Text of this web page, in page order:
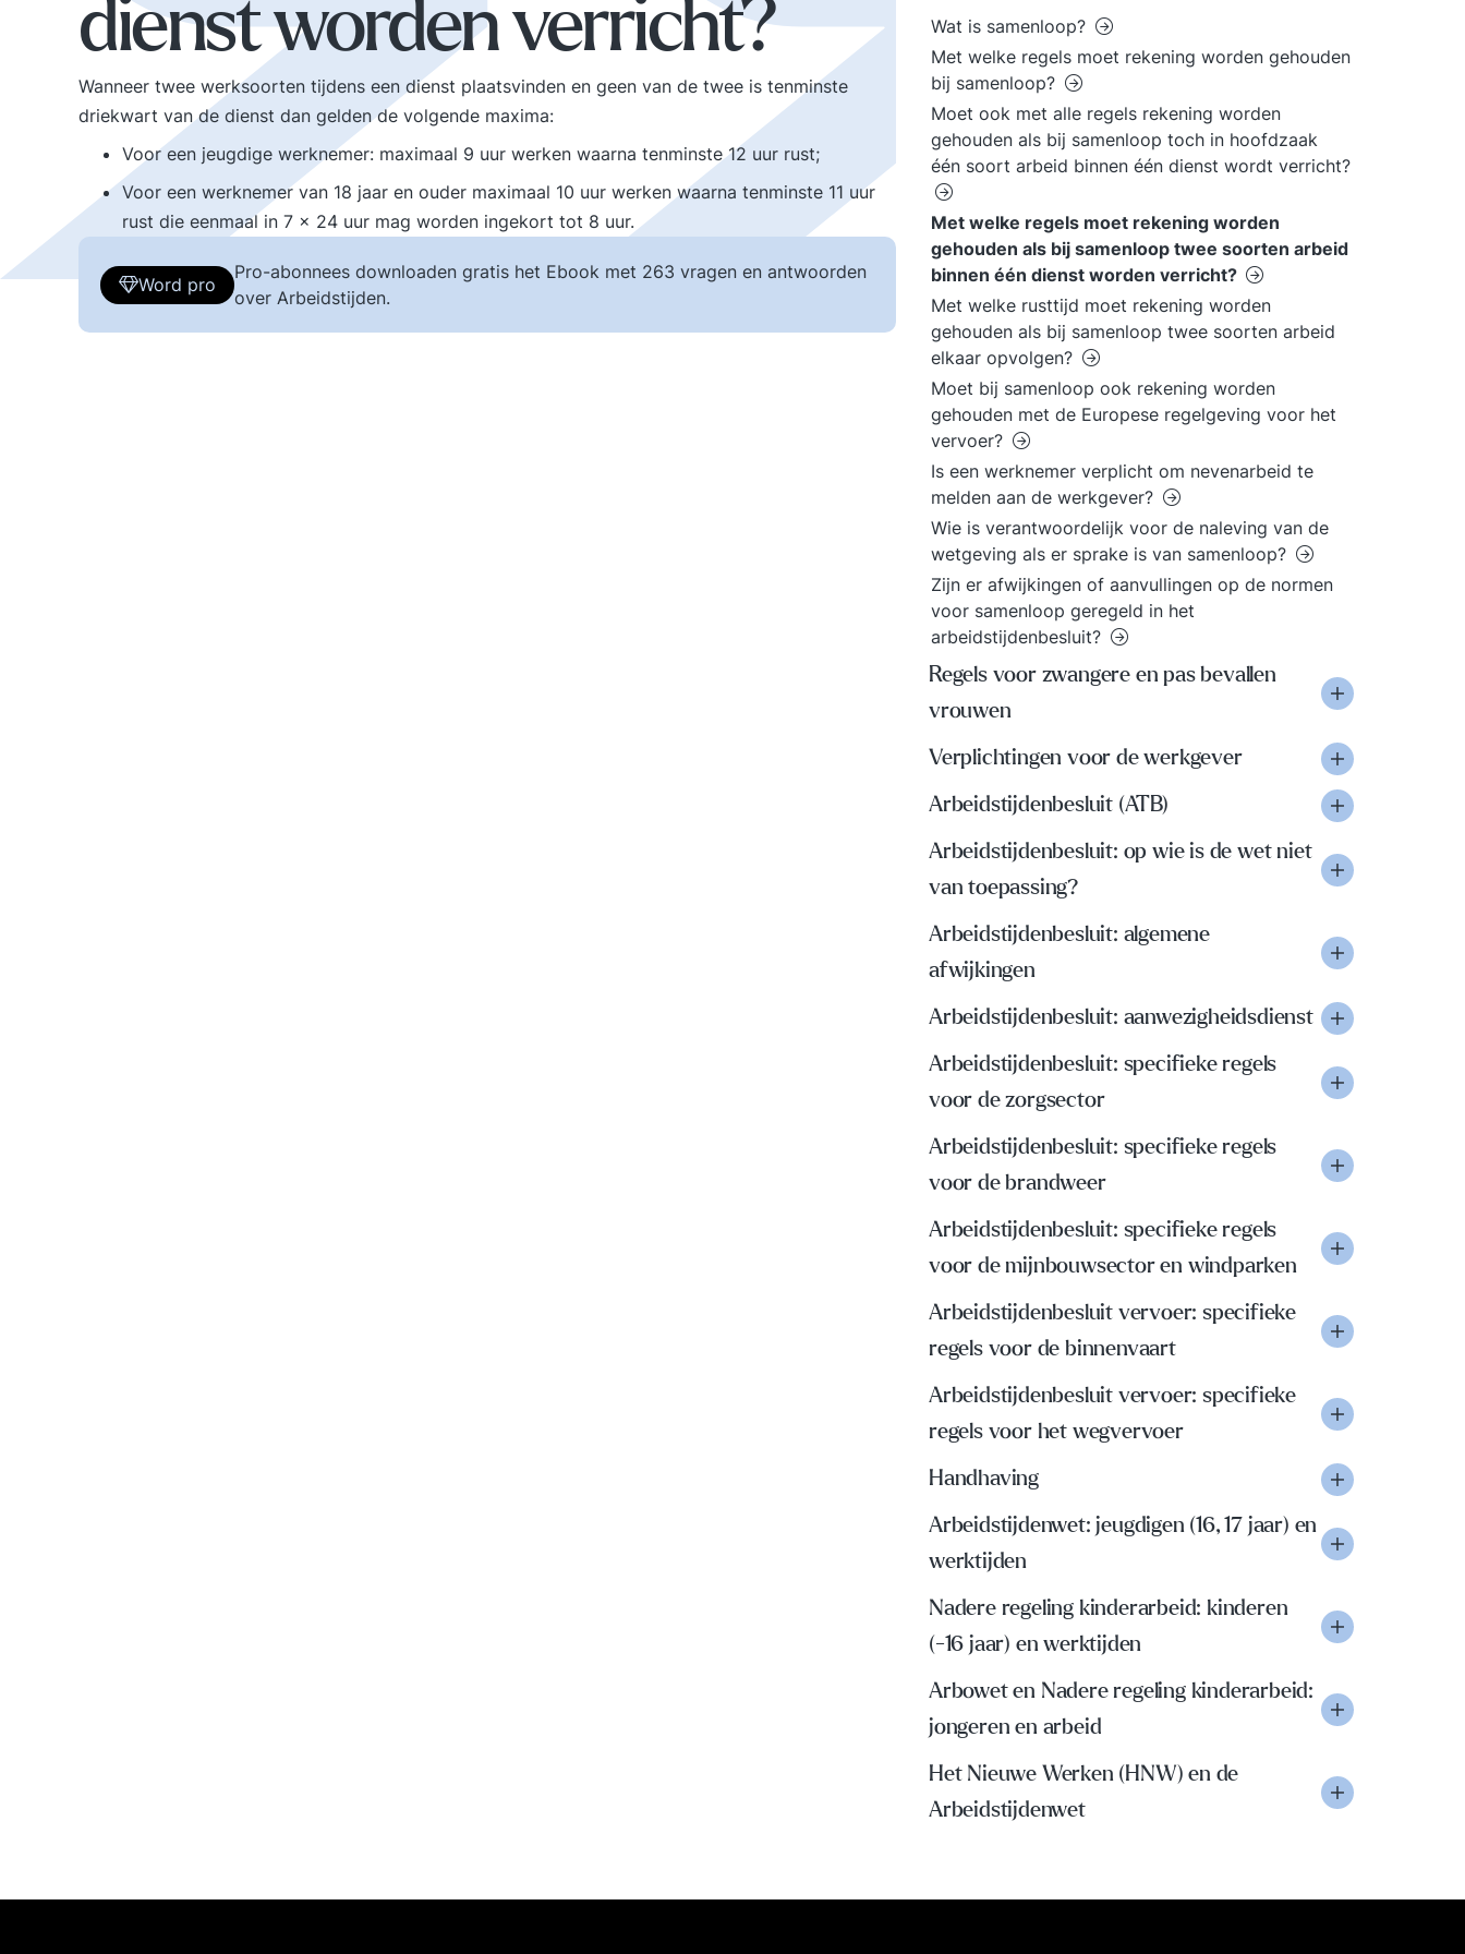
dienst worden verricht?
Wanneer twee werksoorten tijdens een dienst plaatsvinden en geen van de twee is tenminste
driekwart van de dienst dan gelden de volgende maxima:
Voor een jeugdige werknemer: maximaal 9 uur werken waarna tenminste 12 uur rust;
Voor een werknemer van 18 jaar en ouder maximaal 10 uur werken waarna tenminste 11 uur
rust die eenmaal in 7 x 24 uur mag worden ingekort tot 8 uur.
Word pro
Pro-abonnees downloaden gratis het Ebook met 263 vragen en antwoorden
over Arbeidstijden.
Wat is samenloop?
Met welke regels moet rekening worden gehouden
bij samenloop?
Moet ook met alle regels rekening worden
gehouden als bij samenloop toch in hoofdzaak
één soort arbeid binnen één dienst wordt verricht?
Met welke regels moet rekening worden
gehouden als bij samenloop twee soorten arbeid
binnen één dienst worden verricht?
Met welke rusttijd moet rekening worden
gehouden als bij samenloop twee soorten arbeid
elkaar opvolgen?
Moet bij samenloop ook rekening worden
gehouden met de Europese regelgeving voor het
vervoer?
Is een werknemer verplicht om nevenarbeid te
melden aan de werkgever?
Wie is verantwoordelijk voor de naleving van de
wetgeving als er sprake is van samenloop?
Zijn er afwijkingen of aanvullingen op de normen
voor samenloop geregeld in het
arbeidstijdenbesluit?
Regels voor zwangere en pas bevallen
vrouwen
Verplichtingen voor de werkgever
Arbeidstijdenbesluit (ATB)
Arbeidstijdenbesluit: op wie is de wet niet
van toepassing?
Arbeidstijdenbesluit: algemene
afwijkingen
Arbeidstijdenbesluit: aanwezigheidsdienst
Arbeidstijdenbesluit: specifieke regels
voor de zorgsector
Arbeidstijdenbesluit: specifieke regels
voor de brandweer
Arbeidstijdenbesluit: specifieke regels
voor de mijnbouwsector en windparken
Arbeidstijdenbesluit vervoer: specifieke
regels voor de binnenvaart
Arbeidstijdenbesluit vervoer: specifieke
regels voor het wegvervoer
Handhaving
Arbeidstijdenwet: jeugdigen (16, 17 jaar) en
werktijden
Nadere regeling kinderarbeid: kinderen
(-16 jaar) en werktijden
Arbowet en Nadere regeling kinderarbeid:
jongeren en arbeid
Het Nieuwe Werken (HNW) en de
Arbeidstijdenwet